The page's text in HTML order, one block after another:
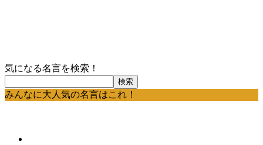
気になる名言を検索！
検索
みんなに大人気の名言はこれ！